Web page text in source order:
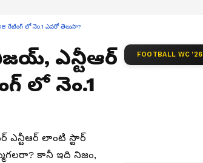
రేటింగ్ లో నెం.1 ఎవరో తెలుసా?
ఎన్టీఆర్
లో నెం.1
ఎన్టీఆర్ లాంటి స్టార్
కానీ ఇది నిజం,
FOOTBALL WC '26